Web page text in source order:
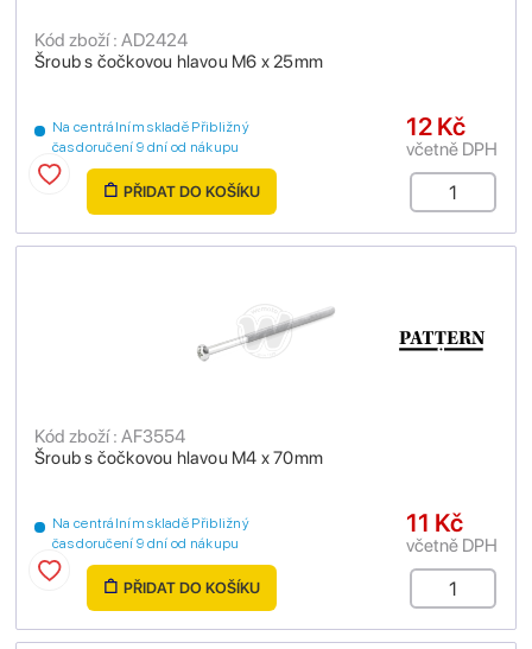
Šroub s čočkovou hlavou M6 x 25mm
Kód zboží : AD2424
Na centrálním skladě Přibližný
čas doručení 9 dní od nákupu
12 Kč
včetně DPH
PŘIDAT DO KOŠÍKU
Šroub s čočkovou hlavou M4 x 70mm
Kód zboží : AF3554
Na centrálním skladě Přibližný
čas doručení 9 dní od nákupu
11 Kč
včetně DPH
PŘIDAT DO KOŠÍKU